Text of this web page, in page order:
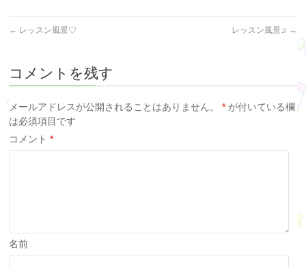
← レッスン風景♡ レッスン風景♫ →
コメントを残す
メールアドレスが公開されることはありません。 * が付いている欄
は必須項目です
コメント*
名前